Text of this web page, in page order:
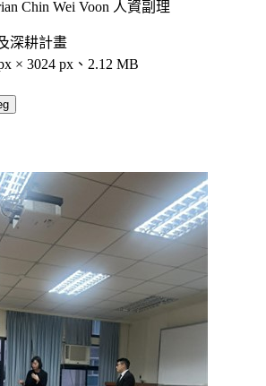
Chin Wei Voon 人資副理
深耕計畫
× 3024 px、2.12 MB